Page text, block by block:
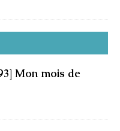
Mon mois de